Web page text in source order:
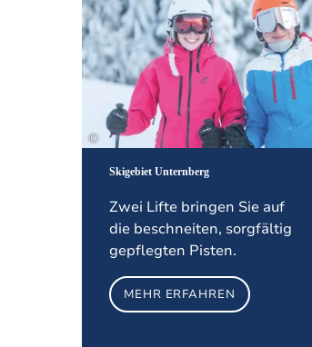
©
Skigebiet Unternberg
Zwei Lifte bringen Sie auf
die beschneiten, sorgfältig
gepflegten Pisten.
MEHR ERFAHREN